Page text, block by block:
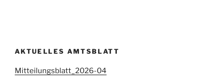
AKTUELLES AMTSBLATT
Mitteilungsblatt_2026-04